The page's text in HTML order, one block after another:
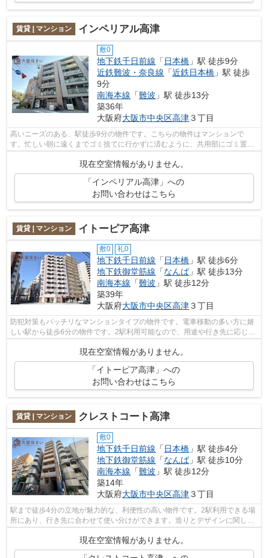
賃貸 | マンション インペリアル高津
敷0
地下鉄千日前線 「 日本橋 」駅 徒歩9分
近鉄難波・奈良線 「近鉄日本橋 」駅 徒歩
9分
南海本線 「難波 」駅 徒歩13分
築36年
大阪府大阪市中央区高津３丁目
高いニーズのある、駅徒歩9分の物件です。こちらの物件はマンションで
す。忙しい朝に遠くまでゴミ捨てに行かずに済むように、共用部にゴミ置き
場が付いています。新着情報：インペリア...
現在空室情報がありません。
「インペリアル高津」への
お問い合わせはこちら
賃貸 | マンション イトーピア高津
敷0 礼0
地下鉄千日前線 「 日本橋 」駅 徒歩6分
地下鉄御堂筋線 「なんば」駅 徒歩13分
南海本線 「難波 」駅 徒歩12分
築39年
大阪府大阪市中央区高津３丁目
防犯対策もバッチリなマンションタイプの物件です。電車移動の多い方に嬉
しい駅から徒歩6分の物件です。2駅利用可能なので、用途や行き先に応じて
現在空室情報がありません。
「イトーピア高津」への
お問い合わせはこちら
賃貸 | マンション クレストコート高津
敷0
地下鉄千日前線 「 日本橋 」駅 徒歩4分
地下鉄御堂筋線 「なんば」駅 徒歩10分
南海本線 「難波 」駅 徒歩12分
築14年
大阪府大阪市中央区高津３丁目
駅まで徒歩4分の立地が魅力的な、利便性の高い物件です。2駅利用できる場
所にあり、行き先に合わせて使い分けができます。造りとデザインに関し
現在空室情報がありません。